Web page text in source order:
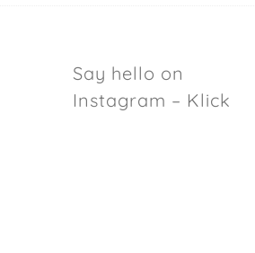
Say hello on
Instagram – Klick